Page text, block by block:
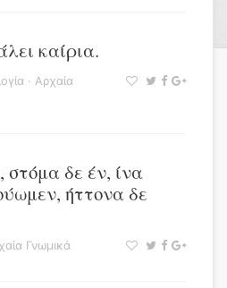
καίρια.
· Αρχαία
δε έν, ίνα
ήττονα δε
Γνωμικά